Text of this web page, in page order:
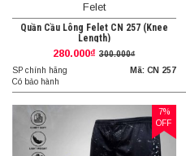
Felet
Quần Cầu Lông Felet CN 257 (Knee
Length)
280.000₫ 300.000₫
SP chính hãng
Có bảo hành
Mã: CN 257
7%
OFF